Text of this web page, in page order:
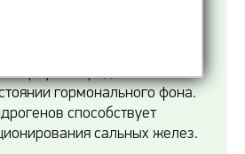
в основном
от 15 до 25 лет. В период
первую очередь это
гормонального фона.
способствует
сальных желез.